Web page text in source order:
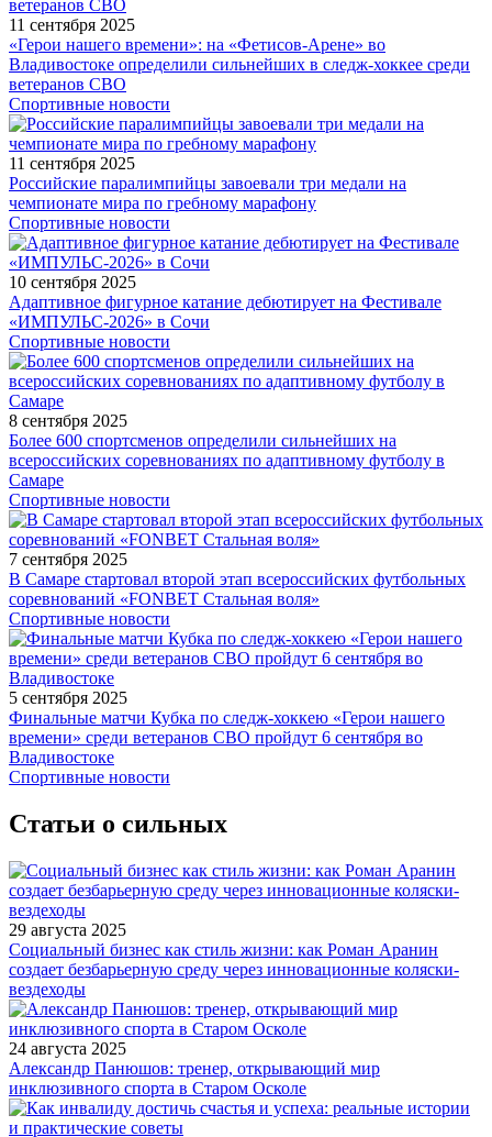
11 сентября 2025
«Герои нашего времени»: на «Фетисов-Арене» во
Владивостоке определили сильнейших в следж-хоккее среди
ветеранов СВО
Спортивные новости
11 сентября 2025
Российские паралимпийцы завоевали три медали на
чемпионате мира по гребному марафону
Спортивные новости
10 сентября 2025
Адаптивное фигурное катание дебютирует на Фестивале
«ИМПУЛЬС-2026» в Сочи
Спортивные новости
8 сентября 2025
Более 600 спортсменов определили сильнейших на
всероссийских соревнованиях по адаптивному футболу в
Самаре
Спортивные новости
7 сентября 2025
В Самаре стартовал второй этап всероссийских футбольных
соревнований «FONBET Стальная воля»
Спортивные новости
5 сентября 2025
Финальные матчи Кубка по следж-хоккею «Герои нашего
времени» среди ветеранов СВО пройдут 6 сентября во
Владивостоке
Спортивные новости
Статьи о сильных
29 августа 2025
Социальный бизнес как стиль жизни: как Роман Аранин
создает безбарьерную среду через инновационные коляски-
вездеходы
24 августа 2025
Александр Панюшов: тренер, открывающий мир
инклюзивного спорта в Старом Осколе